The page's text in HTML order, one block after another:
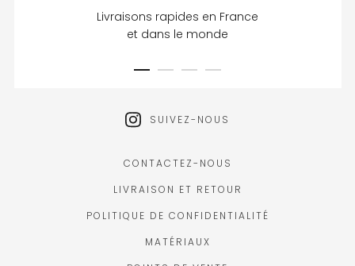
Livraisons rapides en France
et dans le monde
SUIVEZ-NOUS
CONTACTEZ-NOUS
LIVRAISON ET RETOUR
POLITIQUE DE CONFIDENTIALITÉ
MATÉRIAUX